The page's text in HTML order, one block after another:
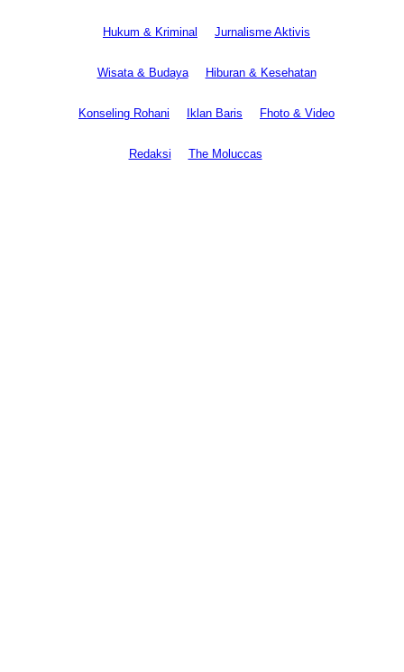
Hukum & Kriminal Jurnalisme Aktivis
Wisata & Budaya Hiburan & Kesehatan
Konseling Rohani Iklan Baris Fhoto & Video
Redaksi The Moluccas